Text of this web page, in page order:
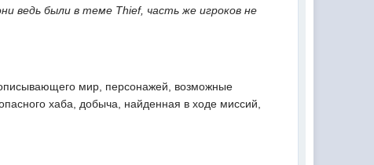
ведь были в теме Thief, часть же игроков не
мир, персонажей, возможные
хаба, добыча, найденная в ходе миссий,